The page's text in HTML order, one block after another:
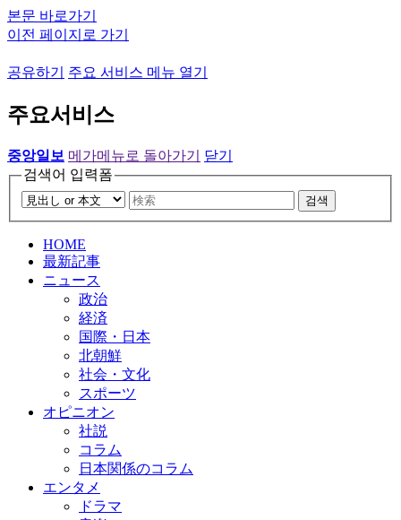
본문 바로가기
이전 페이지로 가기
공유하기 주요 서비스 메뉴 열기
주요서비스
중앙일보 메가메뉴로 돌아가기
닫기
검색어 입력폼
검색
HOME
最新記事
ニュース
政治
経済
国際・日本
北朝鮮
社会・文化
スポーツ
オピニオン
社説
コラム
日本関係のコラム
エンタメ
ドラマ